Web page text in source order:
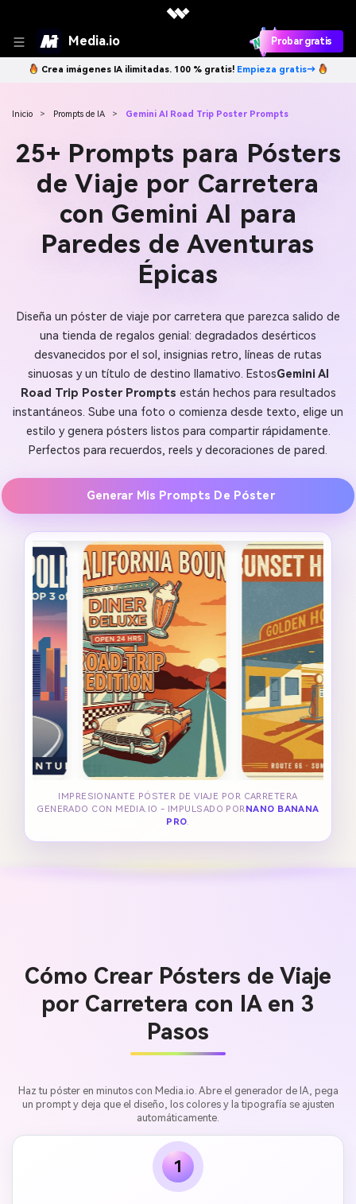
Media.io Probar gratis
Crea imágenes IA ilimitadas. 100 % gratis! Empieza gratis→
Inicio > Prompts de IA > Gemini AI Road Trip Poster Prompts
25+ Prompts para Pósters
de Viaje por Carretera
con Gemini AI para
Paredes de Aventuras
Épicas
Diseña un póster de viaje por carretera que parezca salido de
una tienda de regalos genial: degradados desérticos
desvanecidos por el sol, insignias retro, líneas de rutas
sinuosas y un título de destino llamativo. EstosGemini AI
Road Trip Poster Prompts están hechos para resultados
instantáneos. Sube una foto o comienza desde texto, elige un
estilo y genera pósters listos para compartir rápidamente.
Perfectos para recuerdos, reels y decoraciones de pared.
Generar Mis Prompts De Póster
IMPRESIONANTE PÓSTER DE VIAJE POR CARRETERA
GENERADO CON MEDIA.IO - IMPULSADO POR NANO BANANA
PRO.
Cómo Crear Pósters de Viaje
por Carretera con IA en 3
Pasos
Haz tu póster en minutos con Media.io. Abre el generador de IA, pega
un prompt y deja que el diseño, los colores y la tipografía se ajusten
automáticamente.
1